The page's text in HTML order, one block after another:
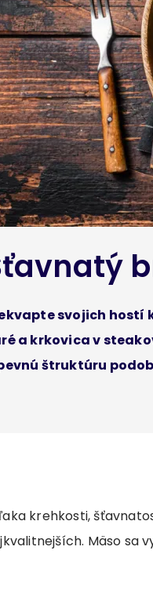
svojich
a krkovica v
štruktúru
krehkosti,
Mäso sa